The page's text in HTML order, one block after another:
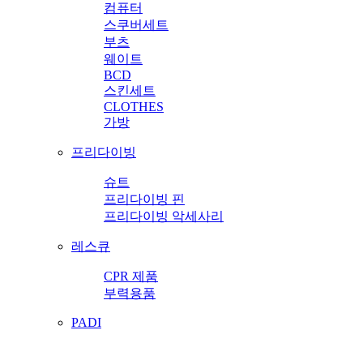
컴퓨터
스쿠버세트
부츠
웨이트
BCD
스킨세트
CLOTHES
가방
프리다이빙
슈트
프리다이빙 핀
프리다이빙 악세사리
레스큐
CPR 제품
부력용품
PADI